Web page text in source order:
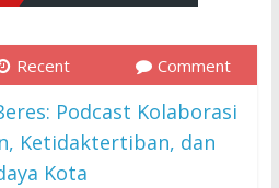
Recent Comment